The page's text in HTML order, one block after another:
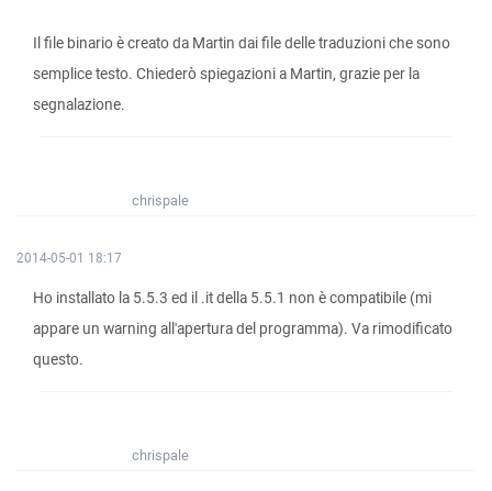
Il file binario è creato da Martin dai file delle traduzioni che sono
semplice testo. Chiederò spiegazioni a Martin, grazie per la
segnalazione.
chrispale
2014-05-01 18:17
Ho installato la 5.5.3 ed il .it della 5.5.1 non è compatibile (mi
appare un warning all'apertura del programma). Va rimodificato
questo.
chrispale